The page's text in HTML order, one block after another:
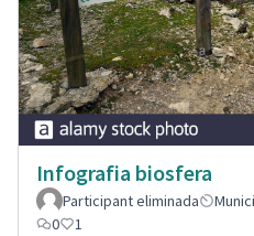
Infografia biosfera
Participant eliminada
0
1